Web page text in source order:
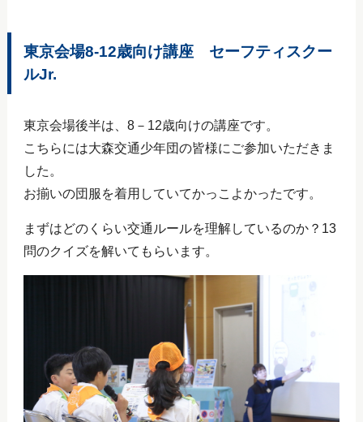
東京会場8‐12歳向け講座 セーフティスクー
ルJr.
東京会場後半は、8－12歳向けの講座です。
こちらには大森交通少年団の皆様にご参加いただきま
した。
お揃いの団服を着用していてかっこよかったです。
まずはどのくらい交通ルールを理解しているのか？13
問のクイズを解いてもらいます。